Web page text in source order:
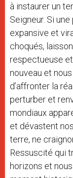
à instaurer un
Seigneur. Si
expansive et
choqués,
respectueuse
nouveau et
d’affronter la
perturber et
mondiaux
et dévastent
terre, ne
Ressuscité qui
horizons et